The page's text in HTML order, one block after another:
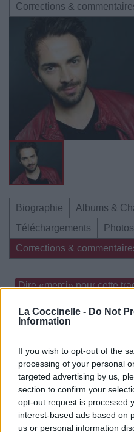
La Coccinelle - Do Not
Information
If you wish to opt-out of the
processing of your personal
targeted advertising by us,
section to confirm your
opt-out request is processed
interest-based ads based on
us or personal information
Corrections &
Biographie
Albums &
Téléchargements
Photos
Corrections &
Dire «merci» pour cette